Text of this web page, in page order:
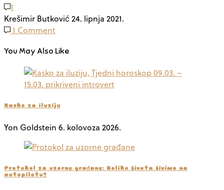
1
Krešimir Butković 24. lipnja 2021.
1 Comment
You May Also Like
Kasko za iluziju
Yon Goldstein 6. kolovoza 2026.
Protokol za uzorne građane: Koliko života živimo na
autopilotu?